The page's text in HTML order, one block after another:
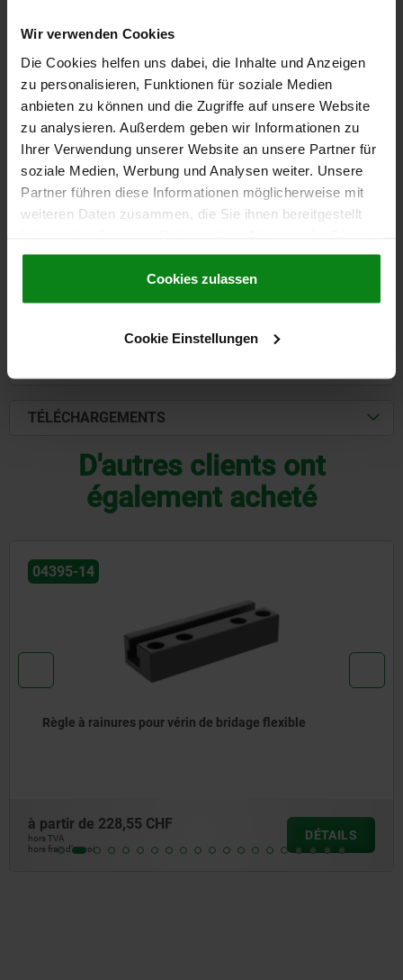
Wir verwenden Cookies
Die Cookies helfen uns dabei, die Inhalte und Anzeigen
zu personalisieren, Funktionen für soziale Medien
anbieten zu können und die Zugriffe auf unsere Website
zu analysieren. Außerdem geben wir Informationen zu
Ihrer Verwendung unserer Website an unsere Partner für
soziale Medien, Werbung und Analysen weiter. Unsere
Partner führen diese Informationen möglicherweise mit
weiteren Daten zusammen, die Sie ihnen bereitgestellt
gesammelt haben.Cookie Richtlinien
Datenschutz|AGB
Cookies zulassen
Cookie Einstellungen
DE RECH, H1=35,5, ACIER DE CÉMENTATION
PLAGE DE SERRAGE H =26-38 H1=35,5 FORME=C
MODÈLE 1=MÂCHOIRE DE SERRAGE SUPÉRIEURE DE RECHANGE
B=28 B1=15 H2=25,5 L=29,5 L2=11,5
Référence: 04422-92638
171,67 CHF
TÉLÉCHARGEMENTS
D'autres clients ont
également acheté
flexible
DÉTAILS
Mini ensemble de bridage
187,22 CHF
hors frais d’envoi